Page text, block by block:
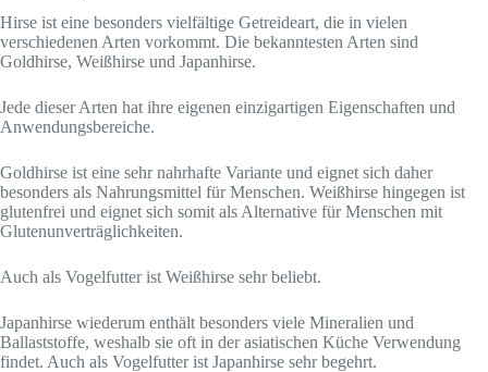
Hirse ist eine besonders vielfältige Getreideart, die in vielen
verschiedenen Arten vorkommt. Die bekanntesten Arten sind
Goldhirse, Weißhirse und Japanhirse.
Jede dieser Arten hat ihre eigenen einzigartigen Eigenschaften und
Anwendungsbereiche.
Goldhirse ist eine sehr nahrhafte Variante und eignet sich daher
besonders als Nahrungsmittel für Menschen. Weißhirse hingegen ist
glutenfrei und eignet sich somit als Alternative für Menschen mit
Glutenunverträglichkeiten.
Auch als Vogelfutter ist Weißhirse sehr beliebt.
Japanhirse wiederum enthält besonders viele Mineralien und
Ballaststoffe, weshalb sie oft in der asiatischen Küche Verwendung
findet. Auch als Vogelfutter ist Japanhirse sehr begehrt.